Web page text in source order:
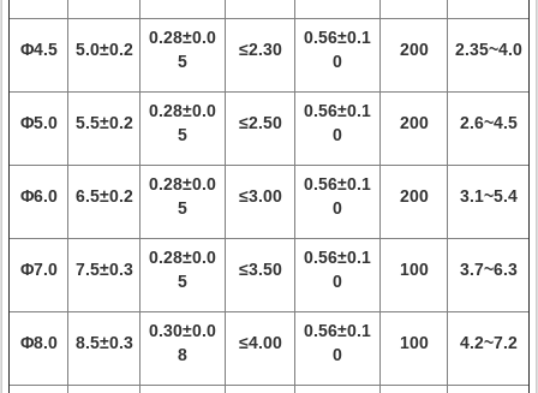
Φ4.5 5.0±0.2
0.28±0.0
5
≤2.30
0.56±0.1
0
200 2.35~4.0
Φ5.0 5.5±0.2
0.28±0.0
5
≤2.50
0.56±0.1
0
200 2.6~4.5
Φ6.0 6.5±0.2
0.28±0.0
5
≤3.00
0.56±0.1
0
200 3.1~5.4
Φ7.0 7.5±0.3
0.28±0.0
5
≤3.50
0.56±0.1
0
100 3.7~6.3
Φ8.0 8.5±0.3
0.30±0.0
8
≤4.00
0.56±0.1
0
100 4.2~7.2